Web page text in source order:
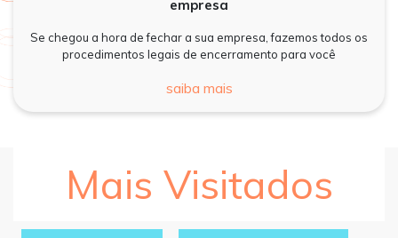
empresa
Se chegou a hora de fechar a sua empresa, fazemos todos os
procedimentos legais de encerramento para você
saiba mais
Mais Visitados